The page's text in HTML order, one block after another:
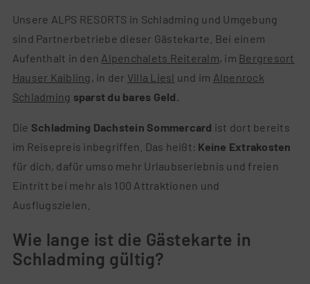
Unsere ALPS RESORTS in Schladming und Umgebung
sind Partnerbetriebe dieser Gästekarte. Bei einem
Aufenthalt in den Alpenchalets Reiteralm, im Bergresort
Hauser Kaibling, in der Villa Liesl und im Alpenrock
Schladming sparst du bares Geld.
Die Schladming Dachstein Sommercard ist dort bereits
im Reisepreis inbegriffen. Das heißt: Keine Extrakosten
für dich, dafür umso mehr Urlaubserlebnis und freien
Eintritt bei mehr als 100 Attraktionen und
Ausflugszielen.
Wie lange ist die Gästekarte in
Schladming gültig?